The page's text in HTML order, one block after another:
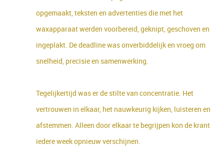
opgemaakt, teksten en advertenties die met het
waxapparaat werden voorbereid, geknipt, geschoven en
ingeplakt. De deadline was onverbiddelijk en vroeg om
snelheid, precisie en samenwerking.
Tegelijkertijd was er de stilte van concentratie. Het
vertrouwen in elkaar, het nauwkeurig kijken, luisteren en
afstemmen. Alleen door elkaar te begrijpen kon de krant
iedere week opnieuw verschijnen.